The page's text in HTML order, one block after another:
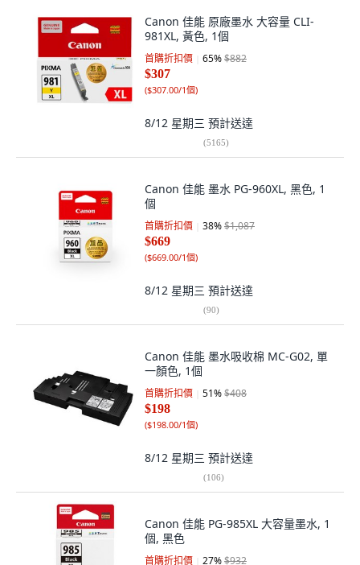
Canon 佳能 原廠墨水 大容量 CLI-
981XL, 黃色, 1個
首購折扣價 65%$882
$307
($307.00/1個)
8/12 星期三 預計送達
(5165)
Canon 佳能 墨水 PG-960XL, 黑色, 1
個
首購折扣價 38%$1,087
$669
($669.00/1個)
8/12 星期三 預計送達
(90)
Canon 佳能 墨水吸收棉 MC-G02, 單
一顏色, 1個
首購折扣價 51%$408
$198
($198.00/1個)
8/12 星期三 預計送達
(106)
Canon 佳能 PG-985XL 大容量墨水, 1
個, 黑色
首購折扣價 27%$932